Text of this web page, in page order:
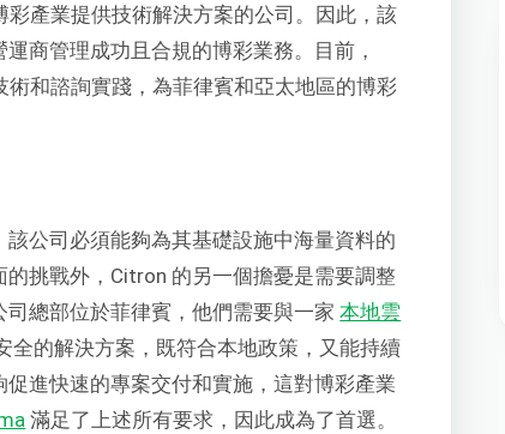
彩產業提供技術解決方案的公司。因此，該
商管理成功且合規的博彩業務。目前，
和諮詢實踐，為菲律賓和亞太地區的博彩
公司必須能夠為其基礎設施中海量資料的
挑戰外，Citron 的另一個擔憂是需要調整
總部位於菲律賓，他們需要與一家本地雲
全的解決方案，既符合本地政策，又能持續
進快速的專案交付和實施，這對博彩產業
滿足了上述所有要求，因此成為了首選。